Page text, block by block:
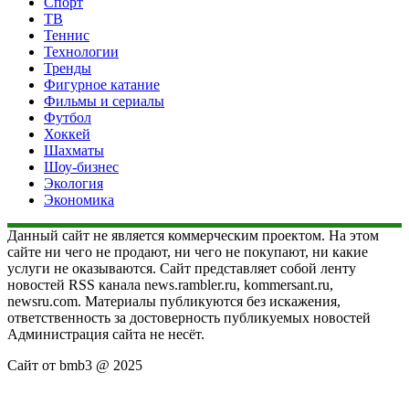
ТВ
Теннис
Технологии
Тренды
Фигурное катание
Фильмы и сериалы
Футбол
Хоккей
Шахматы
Шоу-бизнес
Экология
Экономика
Данный сайт не является коммерческим проектом. На этом
сайте ни чего не продают, ни чего не покупают, ни какие
услуги не оказываются. Сайт представляет собой ленту
новостей RSS канала news.rambler.ru, kommersant.ru,
newsru.com. Материалы публикуются без искажения,
ответственность за достоверность публикуемых новостей
Администрация сайта не несёт.
Сайт от bmb3 @ 2025